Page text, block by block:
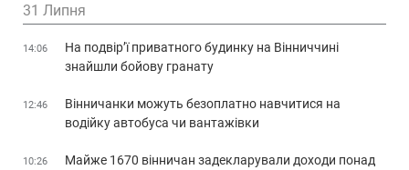
31 Липня
14:06
На подвір’ї приватного будинку на Вінниччині
знайшли бойову гранату
12:46
Вінничанки можуть безоплатно навчитися на
водійку автобуса чи вантажівки
10:26
Майже 1670 вінничан задекларували доходи понад